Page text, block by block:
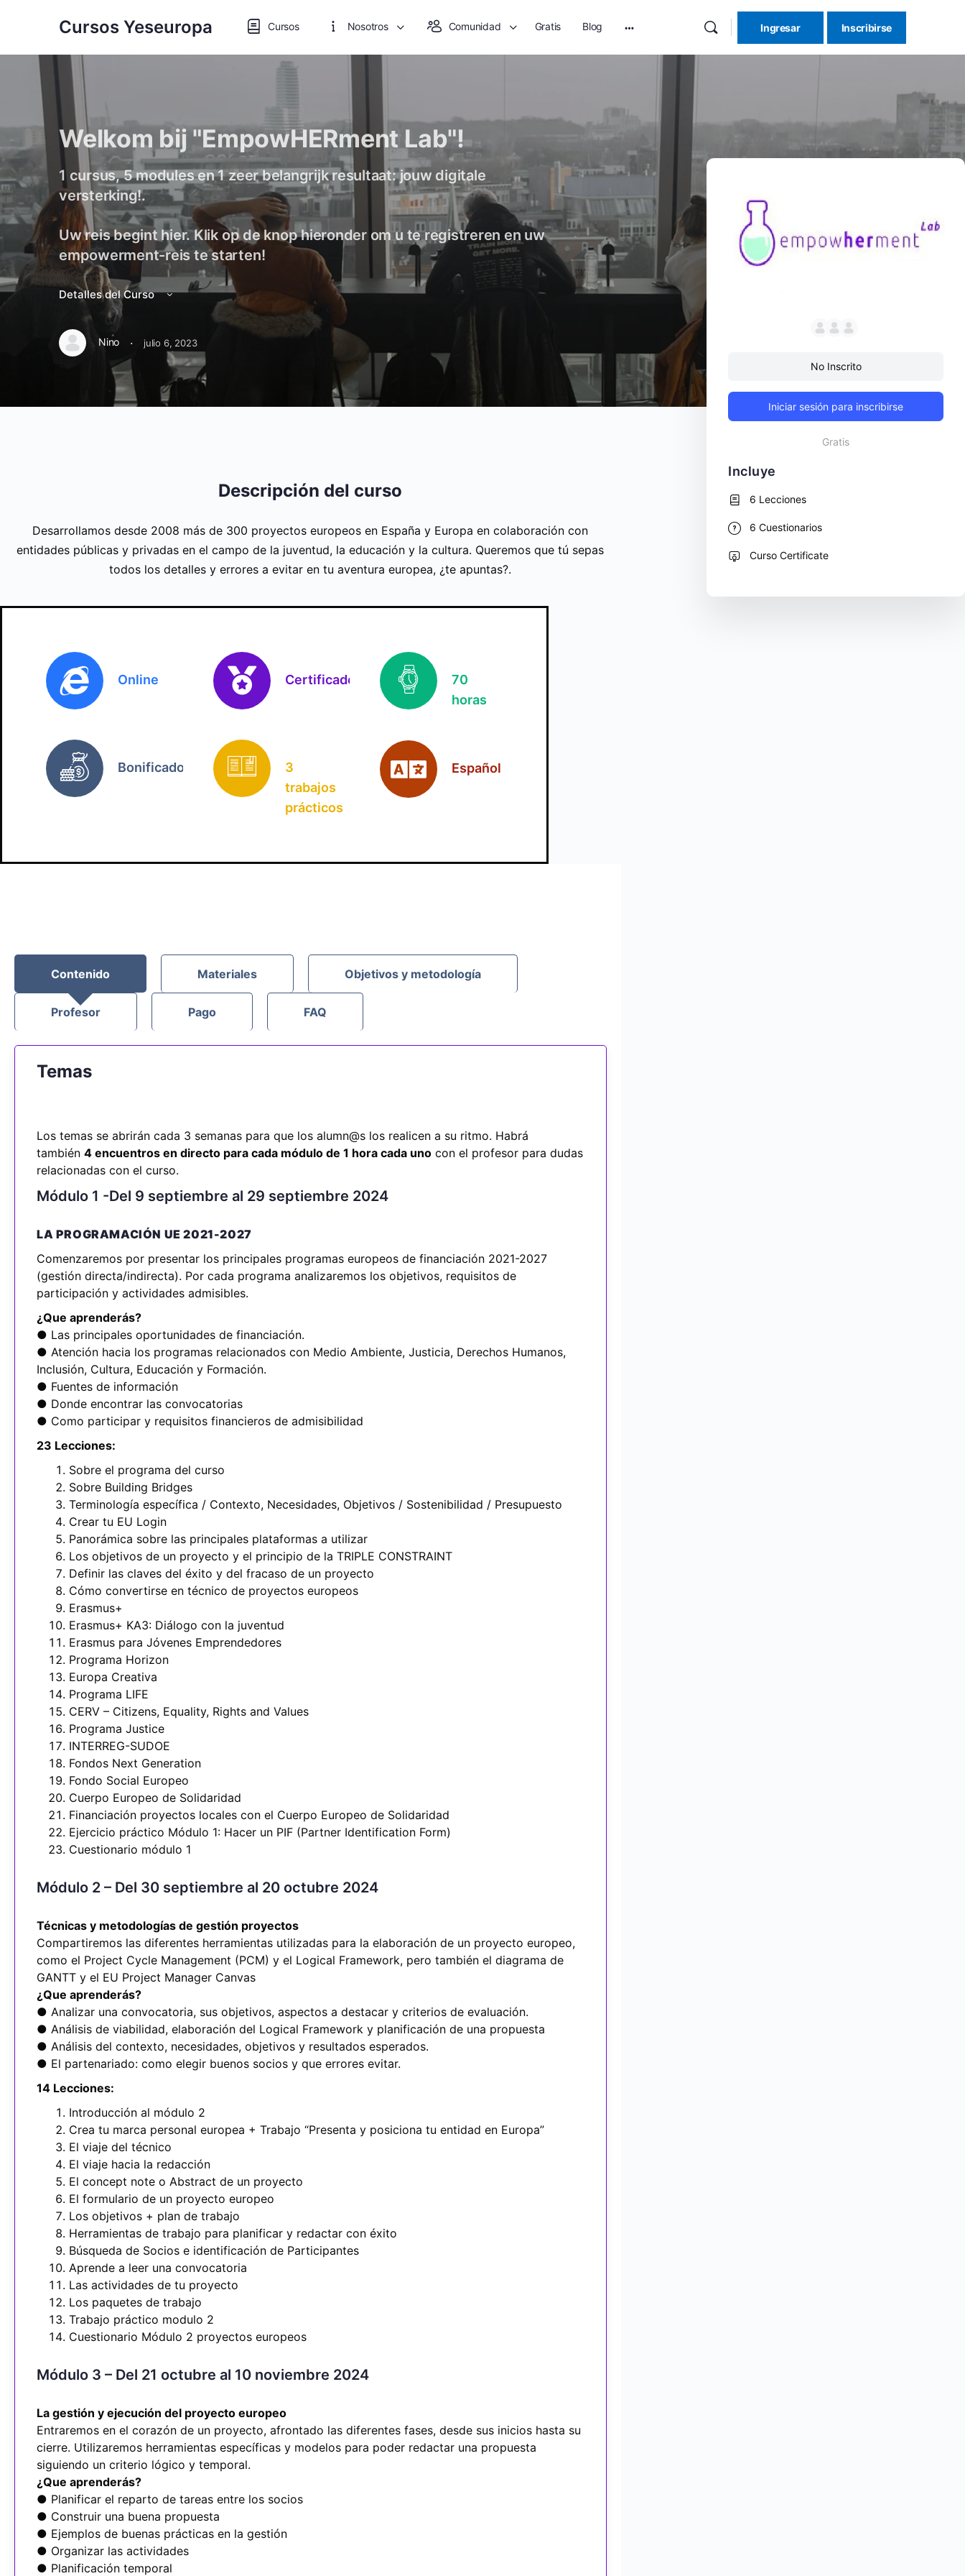
Cursos Yeseuropa Cursos Nosotros Comunidad Gratis Blog Ingresar Inscribirse
Welkom bij "EmpowHERment Lab"!
1 cursus, 5 modules en 1 zeer belangrijk resultaat: jouw digitale
versterking!.
Uw reis begint hier. Klik op de knop hieronder om u te registreren en uw
empowerment-reis te starten!
Detalles del Curso
Nino · julio 6, 2023
Descripción del curso
Desarrollamos desde 2008 más de 300 proyectos europeos en España y Europa en colaboración con
entidades públicas y privadas en el campo de la juventud, la educación y la cultura. Queremos que tú sepas
todos los detalles y errores a evitar en tu aventura europea, ¿te apuntas?.
Online
Bonificado
Certificado
3
trabajos
prácticos
70
horas
Español
Contenido Materiales Objetivos y metodología
Profesor Pago FAQ
Temas
Los temas se abrirán cada 3 semanas para que los alumn@s los realicen a su ritmo. Habrá
también 4 encuentros en directo para cada módulo de 1 hora cada uno con el profesor para dudas
relacionadas con el curso.
Módulo 1 -Del 9 septiembre al 29 septiembre 2024
LA PROGRAMACIÓN UE 2021-2027
Comenzaremos por presentar los principales programas europeos de financiación 2021-2027
(gestión directa/indirecta). Por cada programa analizaremos los objetivos, requisitos de
participación y actividades admisibles.
¿Que aprenderás?
● Las principales oportunidades de financiación.
● Atención hacia los programas relacionados con Medio Ambiente, Justicia, Derechos Humanos,
Inclusión, Cultura, Educación y Formación.
● Fuentes de información
● Donde encontrar las convocatorias
● Como participar y requisitos financieros de admisibilidad
23 Lecciones:
Sobre el programa del curso
Sobre Building Bridges
Terminología específica / Contexto, Necesidades, Objetivos / Sostenibilidad / Presupuesto
Crear tu EU Login
Panorámica sobre las principales plataformas a utilizar
Los objetivos de un proyecto y el principio de la TRIPLE CONSTRAINT
Definir las claves del éxito y del fracaso de un proyecto
Cómo convertirse en técnico de proyectos europeos
Erasmus+
Erasmus+ KA3: Diálogo con la juventud
Erasmus para Jóvenes Emprendedores
Programa Horizon
Europa Creativa
Programa LIFE
CERV – Citizens, Equality, Rights and Values
Programa Justice
INTERREG-SUDOE
Fondos Next Generation
Fondo Social Europeo
Cuerpo Europeo de Solidaridad
Financiación proyectos locales con el Cuerpo Europeo de Solidaridad
Ejercicio práctico Módulo 1: Hacer un PIF (Partner Identification Form)
Cuestionario módulo 1
Módulo 2 – Del 30 septiembre al 20 octubre 2024
Técnicas y metodologías de gestión proyectos
Compartiremos las diferentes herramientas utilizadas para la elaboración de un proyecto europeo,
como el Project Cycle Management (PCM) y el Logical Framework, pero también el diagrama de
GANTT y el EU Project Manager Canvas
¿Que aprenderás?
● Analizar una convocatoria, sus objetivos, aspectos a destacar y criterios de evaluación.
● Análisis de viabilidad, elaboración del Logical Framework y planificación de una propuesta
● Análisis del contexto, necesidades, objetivos y resultados esperados.
● El partenariado: como elegir buenos socios y que errores evitar.
14 Lecciones:
Introducción al módulo 2
Crea tu marca personal europea + Trabajo “Presenta y posiciona tu entidad en Europa”
El viaje del técnico
El viaje hacia la redacción
El concept note o Abstract de un proyecto
El formulario de un proyecto europeo
Los objetivos + plan de trabajo
Herramientas de trabajo para planificar y redactar con éxito
Búsqueda de Socios e identificación de Participantes
Aprende a leer una convocatoria
Las actividades de tu proyecto
Los paquetes de trabajo
Trabajo práctico modulo 2
Cuestionario Módulo 2 proyectos europeos
Módulo 3 – Del 21 octubre al 10 noviembre 2024
La gestión y ejecución del proyecto europeo
Entraremos en el corazón de un proyecto, afrontado las diferentes fases, desde sus inicios hasta su
cierre. Utilizaremos herramientas específicas y modelos para poder redactar una propuesta
siguiendo un criterio lógico y temporal.
¿Que aprenderás?
● Planificar el reparto de tareas entre los socios
● Construir una buena propuesta
● Ejemplos de buenas prácticas en la gestión
● Organizar las actividades
● Planificación temporal
No Inscrito
Iniciar sesión para inscribirse
Gratis
Incluye
6 Lecciones
6 Cuestionarios
Curso Certificate